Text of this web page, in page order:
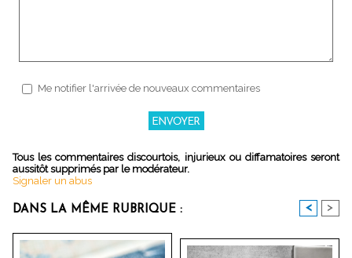
Me notifier l'arrivée de nouveaux commentaires
Tous les commentaires discourtois, injurieux ou diffamatoires seront
aussitôt supprimés par le modérateur.
Signaler un abus
DANS LA MÊME RUBRIQUE : < >